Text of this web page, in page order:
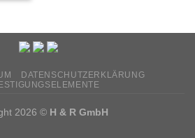
DATENSCHUTZERKLÄRUNG
2026 © H & R GmbH